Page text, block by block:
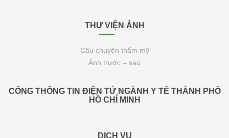
THƯ VIỆN ẢNH
Câu chuyện thẩm mỹ
Ảnh trước – sau
CỔNG THÔNG TIN ĐIỆN TỬ NGÀNH Y TẾ THÀNH PHỐ
HỒ CHÍ MINH
DỊCH VỤ